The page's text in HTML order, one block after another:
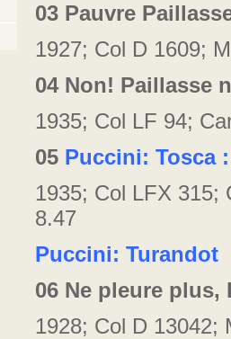
03 Pauvre
1927; Col D 1609;
04 Non! Paillasse
1935; Col LF 94;
05 Puccini: Tosca :
1935; Col LFX 315;
8.47
Puccini: Turandot
06 Ne pleure plus,
1928; Col D 13042;